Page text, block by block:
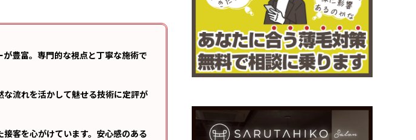
豊富。専門的な視点と丁寧な施術で
流れを活かして魅せる技術に定評が
客を心がけています。安心感のある